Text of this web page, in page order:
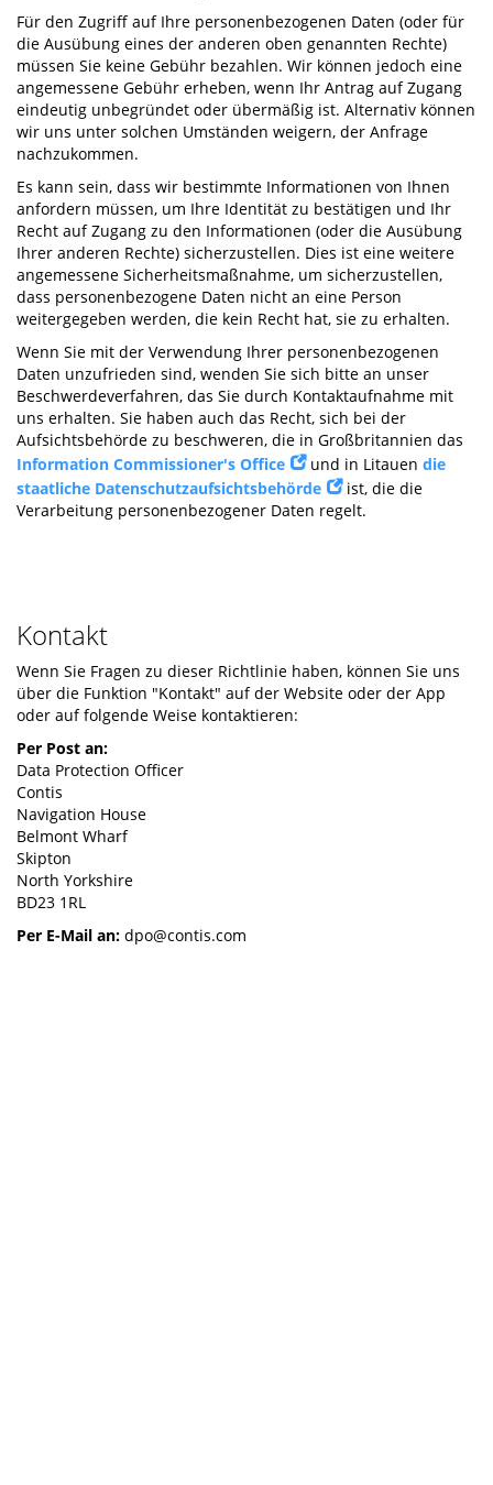
Für den Zugriff auf Ihre personenbezogenen Daten (oder für
die Ausübung eines der anderen oben genannten Rechte)
müssen Sie keine Gebühr bezahlen. Wir können jedoch eine
angemessene Gebühr erheben, wenn Ihr Antrag auf Zugang
eindeutig unbegründet oder übermäßig ist. Alternativ können
wir uns unter solchen Umständen weigern, der Anfrage
nachzukommen.
Es kann sein, dass wir bestimmte Informationen von Ihnen
anfordern müssen, um Ihre Identität zu bestätigen und Ihr
Recht auf Zugang zu den Informationen (oder die Ausübung
Ihrer anderen Rechte) sicherzustellen. Dies ist eine weitere
angemessene Sicherheitsmaßnahme, um sicherzustellen,
dass personenbezogene Daten nicht an eine Person
weitergegeben werden, die kein Recht hat, sie zu erhalten.
Wenn Sie mit der Verwendung Ihrer personenbezogenen
Daten unzufrieden sind, wenden Sie sich bitte an unser
Beschwerdeverfahren, das Sie durch Kontaktaufnahme mit
uns erhalten. Sie haben auch das Recht, sich bei der
Aufsichtsbehörde zu beschweren, die in Großbritannien das
Information Commissioner's Office
und in Litauen die
staatliche Datenschutzaufsichtsbehörde
ist, die die
Verarbeitung personenbezogener Daten regelt.
Kontakt
Wenn Sie Fragen zu dieser Richtlinie haben, können Sie uns
über die Funktion "Kontakt" auf der Website oder der App
oder auf folgende Weise kontaktieren:
Per Post an:
Data Protection Officer
Contis
Navigation House
Belmont Wharf
Skipton
North Yorkshire
BD23 1RL
Per E-Mail an: dpo@contis.com